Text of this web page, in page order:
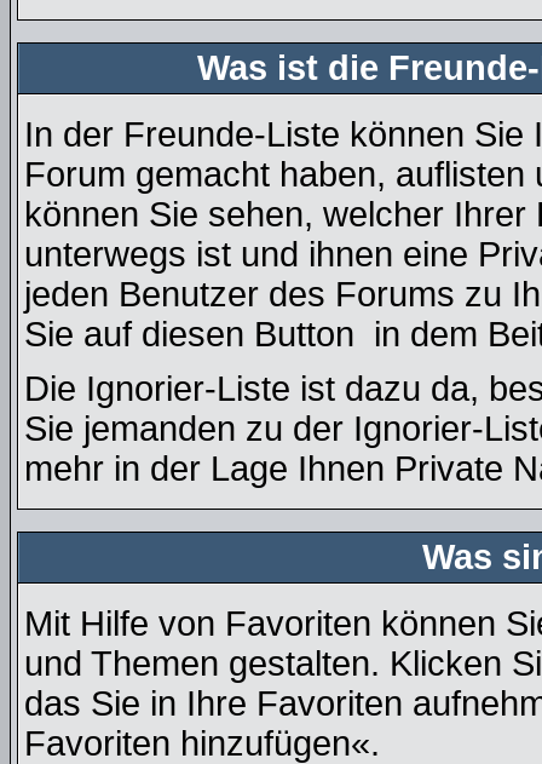
Was ist die
In der Freunde-Liste können
Forum gemacht haben,
können Sie sehen, welcher
unterwegs ist und ihnen eine
jeden Benutzer des Forums zu
Sie auf diesen Button in dem
Die Ignorier-Liste ist dazu da,
Sie jemanden zu der Ignorier-
mehr in der Lage Ihnen Private
Was
Mit Hilfe von Favoriten können
und Themen gestalten. Klicken
das Sie in Ihre Favoriten
Favoriten hinzufügen«.